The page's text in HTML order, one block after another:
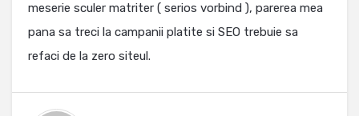
meserie sculer matriter ( serios vorbind ), parerea mea
pana sa treci la campanii platite si SEO trebuie sa
refaci de la zero siteul.